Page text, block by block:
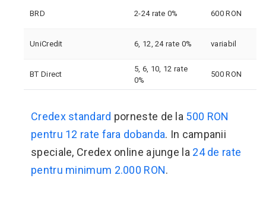
BRD 2-24 rate 0% 600 RON
UniCredit 6, 12, 24 rate 0% variabil
BT Direct
5, 6, 10, 12 rate
0%
500 RON
Credex standard porneste de la 500 RON
pentru 12 rate fara dobanda. In campanii
speciale, Credex online ajunge la 24 de rate
pentru minimum 2.000 RON.